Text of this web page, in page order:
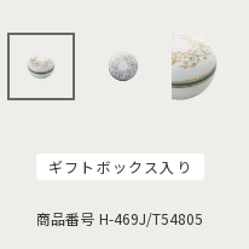
ギフトボックス入り
商品番号 H-469J/T54805